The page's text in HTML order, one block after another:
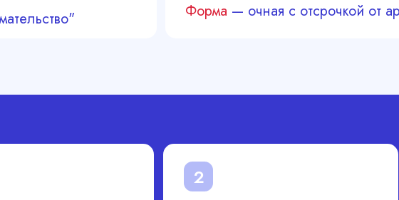
Форма — очная с отсрочкой от
2